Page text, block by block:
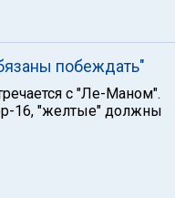
побеждать"
с "Ле-Маном".
16, "желтые" должны